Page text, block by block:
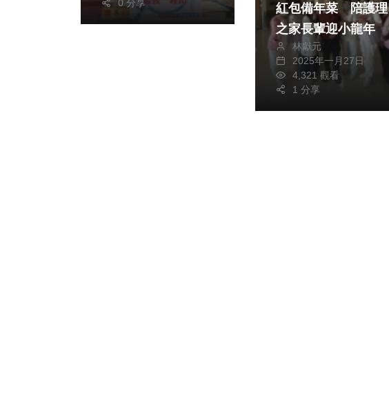
早日公開
0 分享
紅包備年菜 陪護理
之家長輩迎小龍年
林獻元
2025年一月27日
4,321 觀看
1 分享